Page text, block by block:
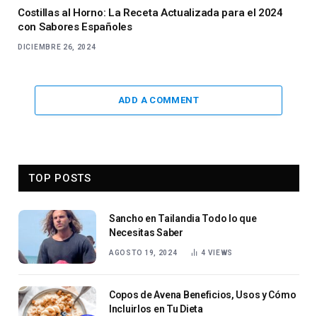
Costillas al Horno: La Receta Actualizada para el 2024
con Sabores Españoles
DICIEMBRE 26, 2024
ADD A COMMENT
TOP POSTS
Sancho en Tailandia Todo lo que
Necesitas Saber
AGOSTO 19, 2024 4 VIEWS
Copos de Avena Beneficios, Usos y Cómo
Incluirlos en Tu Dieta